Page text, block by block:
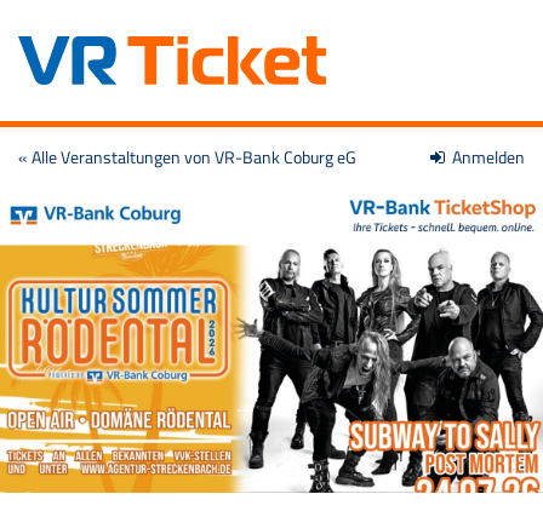
Zum
Haupt-
springen
Anmelden
« Alle Veranstaltungen von VR-Bank Coburg eG